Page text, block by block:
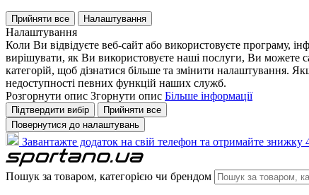
Прийняти все Налаштування
Налаштування
Коли Ви відвідуєте веб-сайт або використовуєте програму,
вирішувати, як Ви використовуєте наші послуги, Ви можете
категорій, щоб дізнатися більше та змінити налаштування.
недоступності певних функцій наших служб.
Розгорнути опис Згорнути опис Більше інформації
Підтвердити вибір
Прийняти все
Повернутися до налаштувань
Завантажте додаток на свій телефон та отримайте знижку
Пошук за товаром, категорією чи брендом